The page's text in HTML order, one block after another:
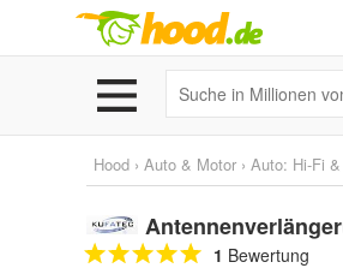
Hood › Auto & Motor › Auto: Hi-Fi
1 Bewertung